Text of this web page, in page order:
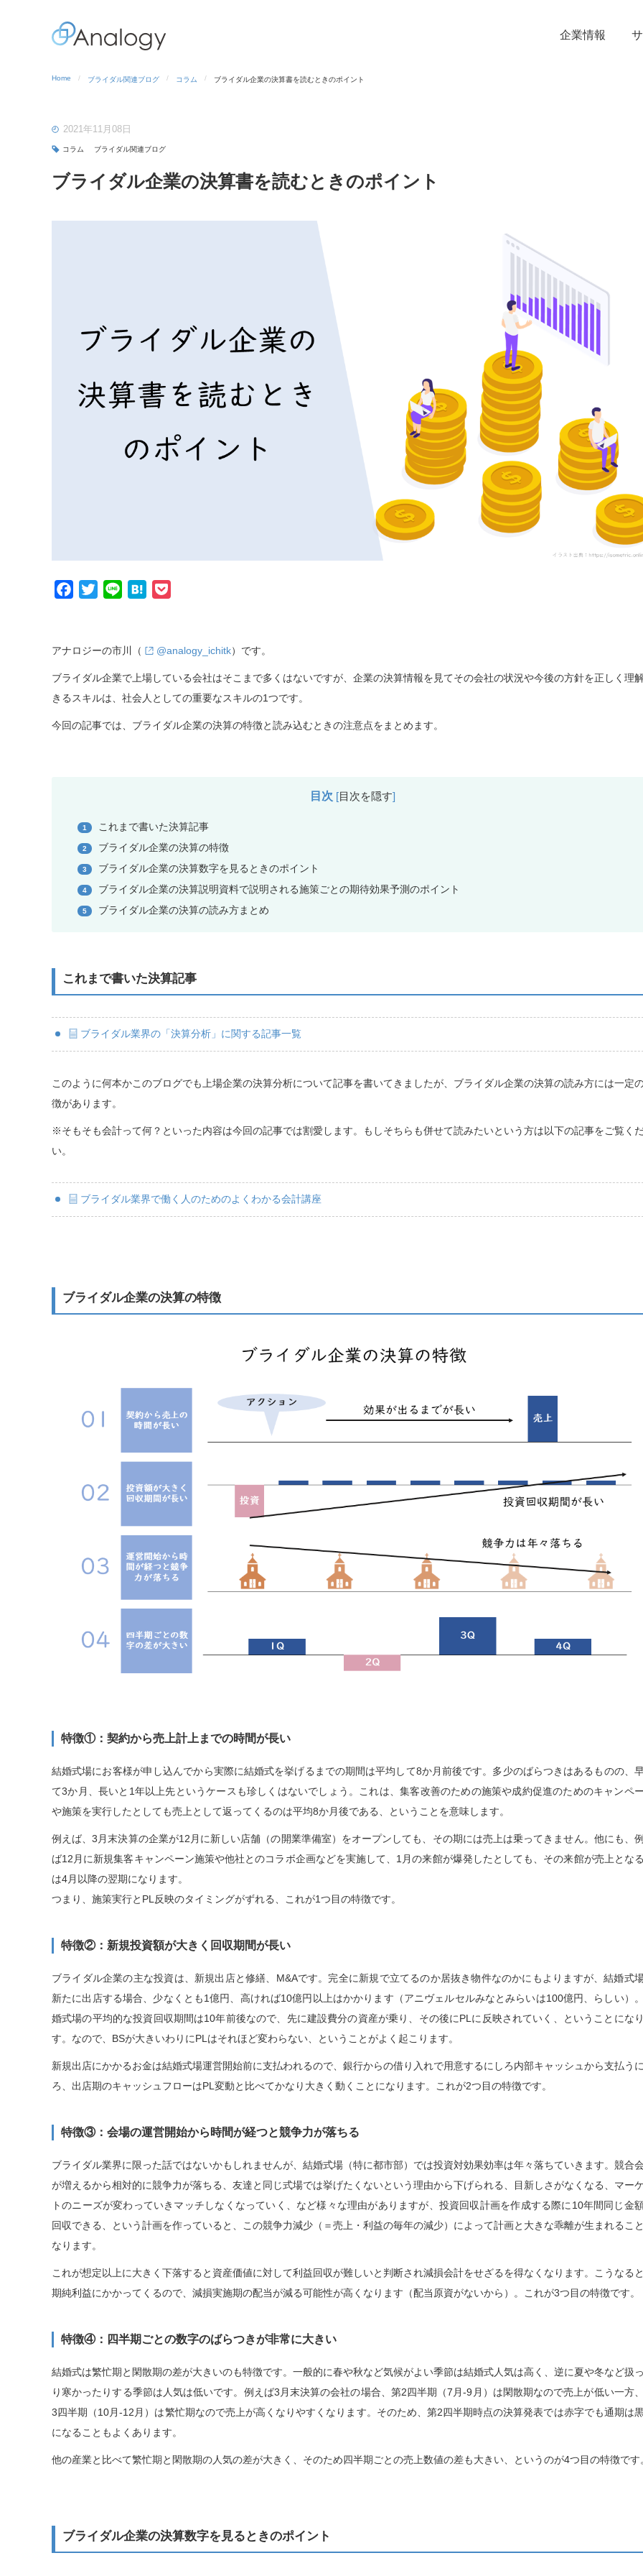
企業情報
Home ブライダル関連ブログ コラム ブライダル企業の決算書を読むときのポイント
2021年11月08日
コラム ブライダル関連ブログ
ブライダル企業の決算書を読むときのポイント
Facebook
Twitter Line Hatena
アナロジーの市川（ @analogy_ichitk）です。
ブライダル企業で上場している会社はそこまで多くはないですが、企業の決算情報を見てその会社の状況や今後の方針を正しく理
きるスキルは、社会人としての重要なスキルの1つです。
今回の記事では、ブライダル企業の決算の特徴と読み込むときの注意点をまとめます。
目次 [目次を隠す]
1 これまで書いた決算記事
2 ブライダル企業の決算の特徴
3 ブライダル企業の決算数字を見るときのポイント
4 ブライダル企業の決算説明資料で説明される施策ごとの期待効果予測のポイント
5 ブライダル企業の決算の読み方まとめ
これまで書いた決算記事
ブライダル業界の「決算分析」に関する記事一覧
このように何本かこのブログでも上場企業の決算分析について記事を書いてきましたが、ブライダル企業の決算の読み方には一定
徴があります。
※そもそも会計って何？といった内容は今回の記事では割愛します。もしそちらも併せて読みたいという方は以下の記事をご覧く
い。
ブライダル業界で働く人のためのよくわかる会計講座
ブライダル企業の決算の特徴
特徴①：契約から売上計上までの時間が長い
結婚式場にお客様が申し込んでから実際に結婚式を挙げるまでの期間は平均して8か月前後です。多少のばらつきはあるものの、早
て3か月、長いと1年以上先というケースも珍しくはないでしょう。これは、集客改善のための施策や成約促進のためのキャンペ
や施策を実行したとしても売上として返ってくるのは平均8か月後である、ということを意味します。
例えば、3月末決算の企業が12月に新しい店舗（の開業準備室）をオープンしても、その期には売上は乗ってきません。他にも、
ば12月に新規集客キャンペーン施策や他社とのコラボ企画などを実施して、1月の来館が爆発したとしても、その来館が売上とな
は4月以降の翌期になります。
つまり、施策実行とPL反映のタイミングがずれる、これが1つ目の特徴です。
特徴②：新規投資額が大きく回収期間が長い
ブライダル企業の主な投資は、新規出店と修繕、M&Aです。完全に新規で立てるのか居抜き物件なのかにもよりますが、結婚式
新たに出店する場合、少なくとも1億円、高ければ10億円以上はかかります（アニヴェルセルみなとみらいは100億円、らしい）
婚式場の平均的な投資回収期間は10年前後なので、先に建設費分の資産が乗り、その後にPLに反映されていく、ということにな
す。なので、BSが大きいわりにPLはそれほど変わらない、ということがよく起こります。
新規出店にかかるお金は結婚式場運営開始前に支払われるので、銀行からの借り入れで用意するにしろ内部キャッシュから支払う
ろ、出店期のキャッシュフローはPL変動と比べてかなり大きく動くことになります。これが2つ目の特徴です。
特徴③：会場の運営開始から時間が経つと競争力が落ちる
ブライダル業界に限った話ではないかもしれませんが、結婚式場（特に都市部）では投資対効果効率は年々落ちていきます。競合
が増えるから相対的に競争力が落ちる、友達と同じ式場では挙げたくないという理由から下げられる、目新しさがなくなる、マー
トのニーズが変わっていきマッチしなくなっていく、など様々な理由がありますが、投資回収計画を作成する際に10年間同じ金
回収できる、という計画を作っていると、この競争力減少（＝売上・利益の毎年の減少）によって計画と大きな乖離が生まれるこ
なります。
これが想定以上に大きく下落すると資産価値に対して利益回収が難しいと判断され減損会計をせざるを得なくなります。こうなる
期純利益にかかってくるので、減損実施期の配当が減る可能性が高くなります（配当原資がないから）。これが3つ目の特徴です。
特徴④：四半期ごとの数字のばらつきが非常に大きい
結婚式は繁忙期と閑散期の差が大きいのも特徴です。一般的に春や秋など気候がよい季節は結婚式人気は高く、逆に夏や冬など扱
り寒かったりする季節は人気は低いです。例えば3月末決算の会社の場合、第2四半期（7月-9月）は閑散期なので売上が低い一方
3四半期（10月-12月）は繁忙期なので売上が高くなりやすくなります。そのため、第2四半期時点の決算発表では赤字でも通期は
になることもよくあります。
他の産業と比べて繁忙期と閑散期の人気の差が大きく、そのため四半期ごとの売上数値の差も大きい、というのが4つ目の特徴です
ブライダル企業の決算数字を見るときのポイント